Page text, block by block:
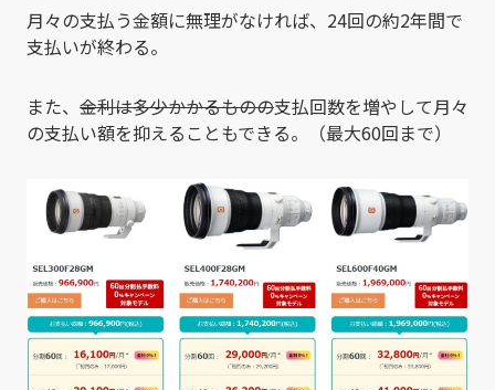
月々の支払う金額に無理がなければ、24回の約2年間で
支払いが終わる。
また、 金利は多少かかるものの支払回数を増やして月々
の支払い額を抑えることもできる。（最大60回まで）